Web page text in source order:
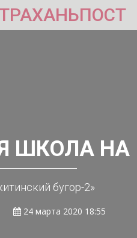
ШКОЛА НА
бугор-2»
24 марта 2020 18:55